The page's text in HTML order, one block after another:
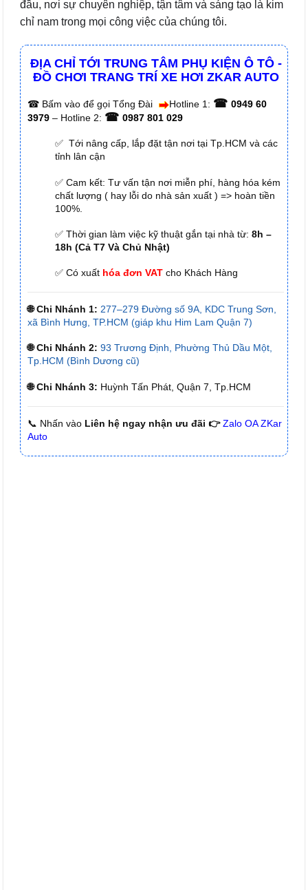
đầu, nơi sự chuyên nghiệp, tận tâm và sáng tạo là kim
chỉ nam trong mọi công việc của chúng tôi.
ĐỊA CHỈ TỚI TRUNG TÂM PHỤ KIỆN Ô TÔ -
ĐỒ CHƠI TRANG TRÍ XE HƠI ZKAR AUTO
☎ Bấm vào để gọi Tổng Đài Hotline 1: ☎ 0949 60
3979 – Hotline 2: ☎ 0987 801 029
✅ Tới nâng cấp, lắp đặt tận nơi tại Tp.HCM và các
tỉnh lân cận
✅ Cam kết: Tư vấn tận nơi miễn phí, hàng hóa kém
chất lượng ( hay lỗi do nhà sản xuất ) => hoàn tiền
100%.
✅ Thời gian làm việc kỹ thuật gắn tại nhà từ: 8h –
18h (Cả T7 Và Chủ Nhật)
✅ Có xuất hóa đơn VAT cho Khách Hàng
🌐 Chi Nhánh 1: 277–279 Đường số 9A, KDC Trung Sơn,
xã Bình Hưng, TP.HCM (giáp khu Him Lam Quận 7)
🌐 Chi Nhánh 2: 93 Trương Định, Phường Thủ Dầu Một,
Tp.HCM (Bình Dương cũ)
🌐 Chi Nhánh 3: Huỳnh Tấn Phát, Quận 7, Tp.HCM
📞 Nhấn vào Liên hệ ngay nhận ưu đãi 👉 Zalo OA ZKar
Auto